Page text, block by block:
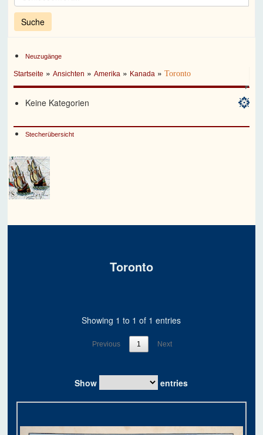
Neuzugänge
Startseite »Ansichten »Amerika » Kanada »Toronto
Keine Kategorien
Stecherübersicht
Toronto
Show entries
Showing 1 to 1 of 1 entries
Previous 1 Next